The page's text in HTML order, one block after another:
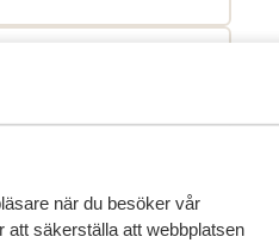
när du besöker vår
att säkerställa att webbplatsen